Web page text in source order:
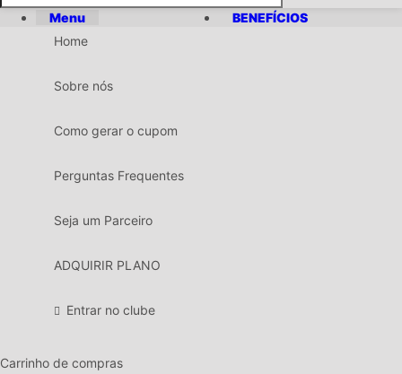
Menu
BENEFÍCIOS
Home
Sobre nós
Como gerar o cupom
Perguntas Frequentes
Seja um Parceiro
ADQUIRIR PLANO
Entrar no clube
Carrinho de compras